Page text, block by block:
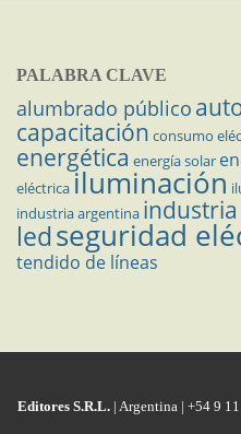
PALABRA CLAVE
alumbrado público
capacitación consumo
energética energía solar
eléctricailuminación
industria argentina
ledseguridad
tendido de líneas
Editores S.R.L.| Argentina | +54 9